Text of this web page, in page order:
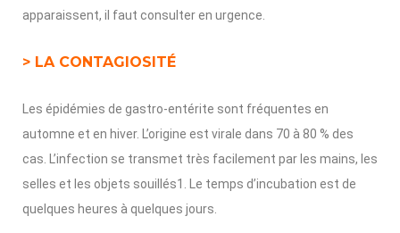
apparaissent, il faut consulter en urgence.
> LA CONTAGIOSITÉ
Les épidémies de gastro-entérite sont fréquentes en
automne et en hiver. L’origine est virale dans 70 à 80 % des
cas. L’infection se transmet très facilement par les mains, les
selles et les objets souillés1. Le temps d’incubation est de
quelques heures à quelques jours.